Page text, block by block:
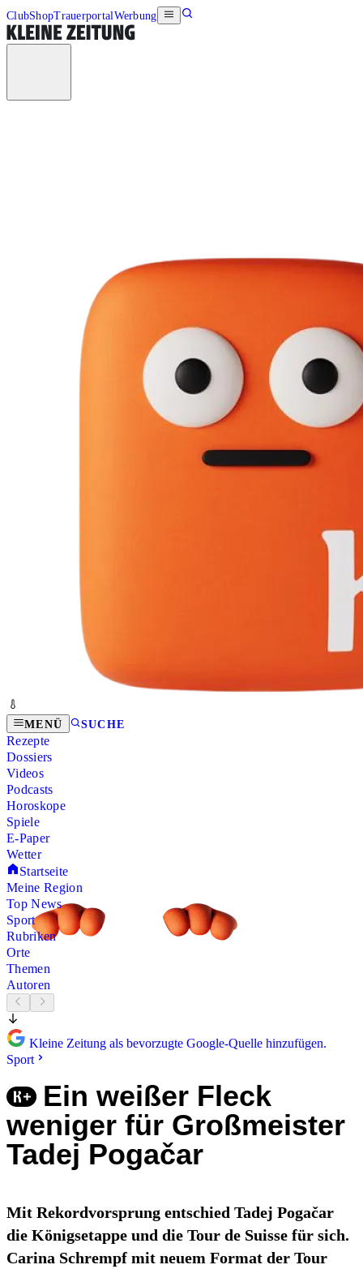
ClubShopTrauerportalWerbung
MENÜ SUCHE
Rezepte
Dossiers
Videos
Podcasts
Horoskope
Spiele
E-Paper
Wetter
Startseite
Meine Region
Top News
Sport
Rubriken
Orte
Themen
Autoren
Kleine Zeitung als bevorzugte Google-Quelle hinzufügen.
Sport
Ein weißer Fleck
weniger für Großmeister
Tadej Pogačar
Mit Rekordvorsprung entschied Tadej Pogačar
die Königsetappe und die Tour de Suisse für sich.
Carina Schrempf mit neuem Format der Tour